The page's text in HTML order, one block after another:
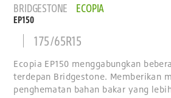
BRIDGESTONE ECOPIA
EP150
175/65R15
Ecopia EP150 menggabungkan
terdepan Bridgestone. Memberikan
penghematan bahan bakar yang